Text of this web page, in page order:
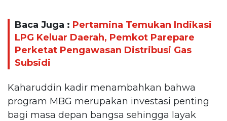
Baca Juga : Pertamina Temukan Indikasi
LPG Keluar Daerah, Pemkot Parepare
Perketat Pengawasan Distribusi Gas
Subsidi
Kaharuddin kadir menambahkan bahwa
program MBG merupakan investasi penting
bagi masa depan bangsa sehingga layak